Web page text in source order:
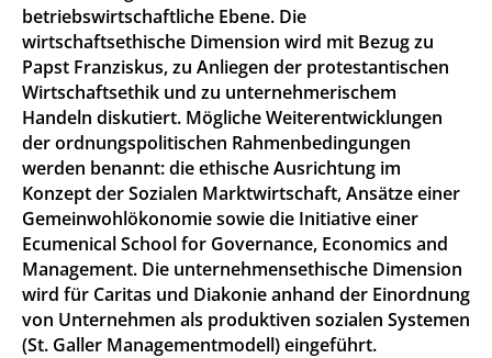
betriebswirtschaftliche Ebene. Die
wirtschaftsethische Dimension wird mit Bezug zu
Papst Franziskus, zu Anliegen der protestantischen
Wirtschaftsethik und zu unternehmerischem
Handeln diskutiert. Mögliche Weiterentwicklungen
der ordnungspolitischen Rahmenbedingungen
werden benannt: die ethische Ausrichtung im
Konzept der Sozialen Marktwirtschaft, Ansätze einer
Gemeinwohlökonomie sowie die Initiative einer
Ecumenical School for Governance, Economics and
Management. Die unternehmensethische Dimension
wird für Caritas und Diakonie anhand der Einordnung
von Unternehmen als produktiven sozialen Systemen
(St. Galler Managementmodell) eingeführt.